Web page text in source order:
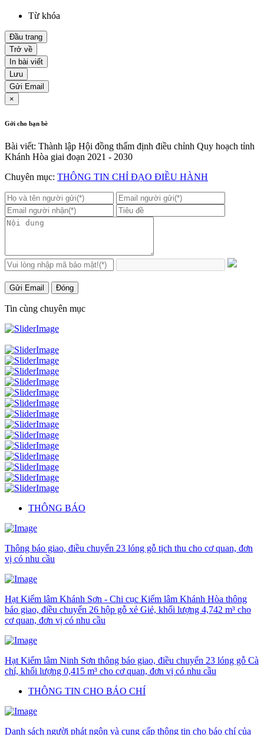
Từ khóa
Đầu trang
Trở về
In bài viết
Lưu
Gửi Email
×
Gởi cho bạn bè
Bài viết: Thành lập Hội đồng thẩm định điều chỉnh Quy hoạch tỉnh
Khánh Hòa giai đoạn 2021 - 2030
Chuyên mục: THÔNG TIN CHỈ ĐẠO ĐIỀU HÀNH
Gửi Email Đóng
Tin cùng chuyên mục
THÔNG BÁO
Thông báo giao, điều chuyển 23 lóng gỗ tịch thu cho cơ quan, đơn
vị có nhu cầu
Hạt Kiểm lâm Khánh Sơn - Chi cục Kiểm lâm Khánh Hòa thông
báo giao, điều chuyển 26 hộp gỗ xẻ Giẻ, khối lượng 4,742 m³ cho
cơ quan, đơn vị có nhu cầu
Hạt Kiểm lâm Ninh Sơn thông báo giao, điều chuyển 23 lóng gỗ Cà
chí, khối lượng 0,415 m³ cho cơ quan, đơn vị có nhu cầu
THÔNG TIN CHO BÁO CHÍ
Danh sách người phát ngôn và cung cấp thông tin cho báo chí của